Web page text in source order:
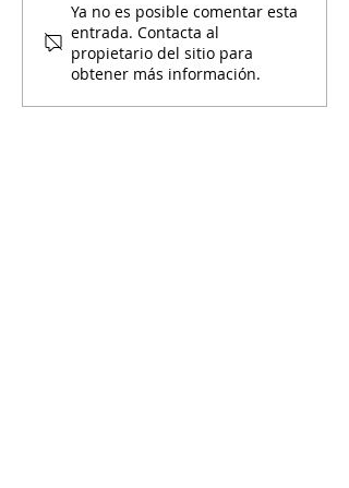
Ya no es posible comentar esta
entrada. Contacta al
propietario del sitio para
obtener más información.